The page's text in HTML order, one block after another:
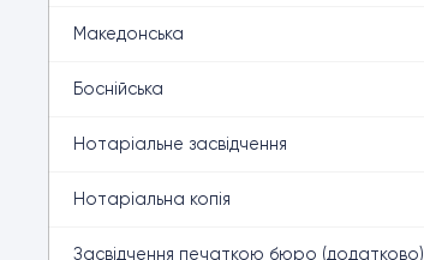
Македонська
Боснійська
Нотаріальне засвідчення
Нотаріальна копія
Засвідчення печаткою бюро (додатково)